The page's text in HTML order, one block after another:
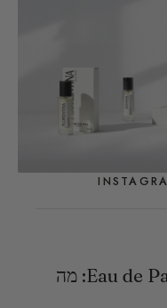
Eau de Toilette לעומת Eau de Parfum: מה